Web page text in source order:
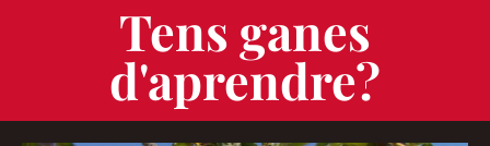
Tens ganes
d'aprendre?